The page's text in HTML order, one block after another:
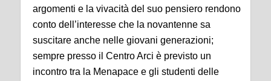
argomenti e la vivacità del suo pensiero rendono
conto dell’interesse che la novantenne sa
suscitare anche nelle giovani generazioni;
sempre presso il Centro Arci è previsto un
incontro tra la Menapace e gli studenti delle